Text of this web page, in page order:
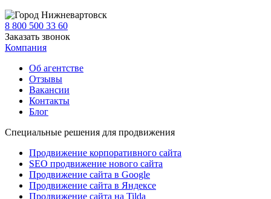
Нижневартовск
8 800 500 33 60
Заказать звонок
Компания
Об агентстве
Отзывы
Вакансии
Контакты
Блог
Специальные решения для продвижения
Продвижение корпоративного сайта
SEO продвижение нового сайта
Продвижение сайта в Google
Продвижение сайта в Яндексе
Продвижение сайта на Tilda